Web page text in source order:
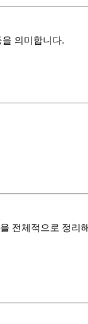
의미합니다.
전체적으로 정리